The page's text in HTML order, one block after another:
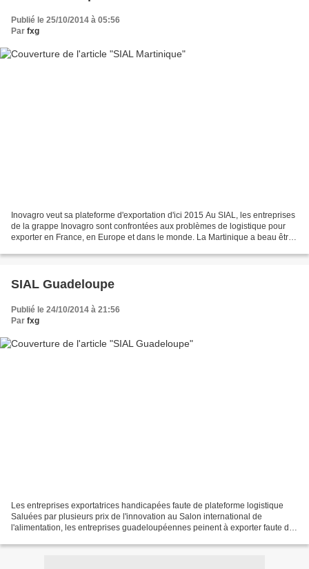
Publié le 25/10/2014 à 05:56
Par fxg
Inovagro veut sa plateforme d'exportation d'ici 2015 Au SIAL, les entreprises
de la grappe Inovagro sont confrontées aux problèmes de logistique pour
exporter en France, en Europe et dans le monde. La Martinique a beau être
SIAL Guadeloupe
Publié le 24/10/2014 à 21:56
Par fxg
Les entreprises exportatrices handicapées faute de plateforme logistique
Saluées par plusieurs prix de l'innovation au Salon international de
l'alimentation, les entreprises guadeloupéennes peinent à exporter faute de